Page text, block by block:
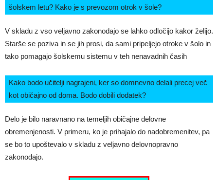
šolskem letu? Kako je s prevozom otrok v šole?
V skladu z vso veljavno zakonodajo se lahko odločijo kakor želijo.
Starše se poziva in se jih prosi, da sami pripeljejo otroke v šolo in
tako pomagajo šolskemu sistemu v teh nenavadnih časih
Kako bodo učitelji nagrajeni, ker so domnevno delali precej več
kot običajno od doma. Bodo dobili dodatek?
Delo je bilo naravnano na temeljih običajne delovne
obremenjenosti. V primeru, ko je prihajalo do nadobremenitev, pa
se bo to upoštevalo v skladu z veljavno delovnopravno
zakonodajo.